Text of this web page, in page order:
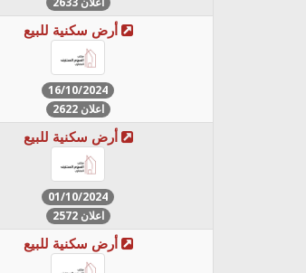
أرض سكنية للبيع
16/10/2024
اعلان 2622
أرض سكنية للبيع
01/10/2024
اعلان 2572
أرض سكنية للبيع